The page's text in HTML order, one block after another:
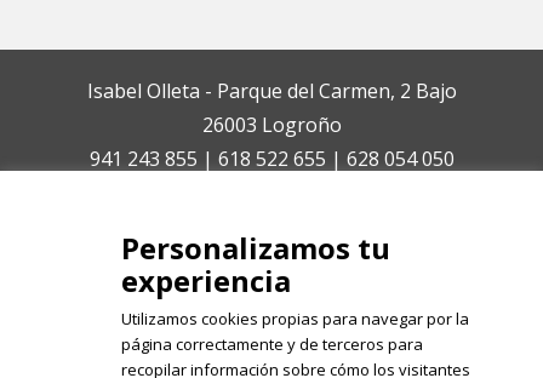
Isabel Olleta - Parque del Carmen, 2 Bajo
26003 Logroño
941 243 855 | 618 522 655 | 628 054 050
Personalizamos tu
experiencia
Utilizamos cookies propias para navegar por la
página correctamente y de terceros para
recopilar información sobre cómo los visitantes